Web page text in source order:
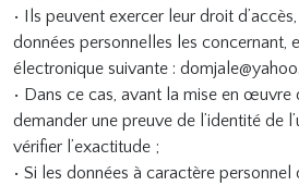
• Ils peuvent exercer leur droit
données personnelles les concernant,
électronique suivante :
• Dans ce cas, avant la mise en
demander une preuve de l’identité de
vérifier l’exactitude ;
• Si les données à caractère